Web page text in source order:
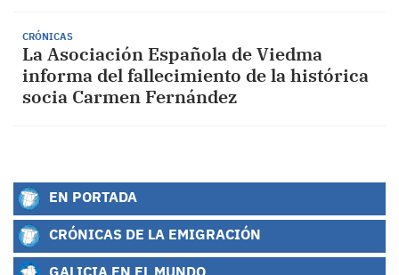
CRÓNICAS
La Asociación Española de Viedma
informa del fallecimiento de la histórica
socia Carmen Fernández
EN PORTADA
CRÓNICAS DE LA EMIGRACIÓN
GALICIA EN EL MUNDO